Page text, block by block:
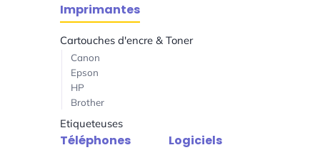
Imprimantes
Cartouches d'encre & Toner
Canon
Epson
HP
Brother
Etiqueteuses
Téléphones Logiciels